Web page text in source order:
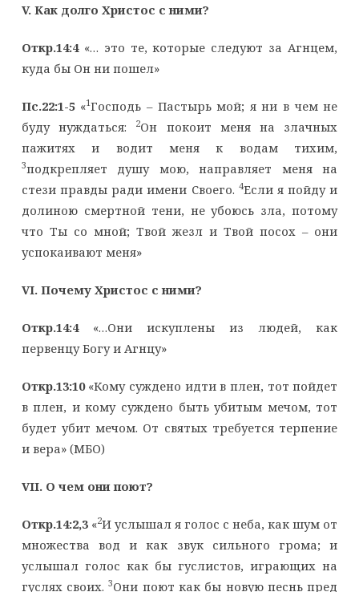
V. Как долго Христос с ними?
Откр.14:4«… это те, которые следуют за Агнцем,
куда бы Он ни пошел»
Пс.22:1-5«1Господь – Пастырь мой; я ни в чем не
буду нуждаться:
2Он покоит меня на злачных
пажитях и водит меня к водам тихим,
3подкрепляет душу мою, направляет меня на
стези правды ради имени Своего. 4Если я пойду и
долиною смертной тени, не убоюсь зла, потому
что Ты со мной; Твой жезл и Твой посох – они
успокаивают меня»
VI. Почему Христос с ними?
Откр.14:4«…Они искуплены из людей, как
первенцу Богу и Агнцу»
Откр.13:10«Кому суждено идти в плен, тот пойдет
в плен, и кому суждено быть убитым мечом, тот
будет убит мечом. От святых требуется терпение
и вера» (МБО)
VII. О чем они поют?
Откр.14:2,3«2И услышал я голос с неба, как шум от
множества вод и как звук сильного грома; и
услышал голос как бы гуслистов, играющих на
гуслях своих.3Они поют как бы новую песнь пред